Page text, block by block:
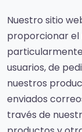
Nuestro sitio
proporcionar el
usuarios, de
nuestros
enviados
través de